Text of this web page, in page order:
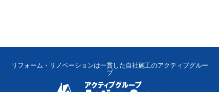
リフォーム・リノベーションは一貫した自社施工のアクティブグルー
プ